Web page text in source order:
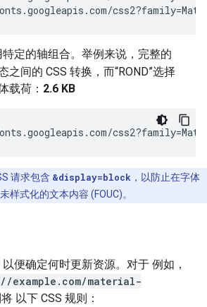
特定的轴组合。举例来说，完整的
之间的 CSS 转换，而“ROND”选择
载荷： 2.6 KB
请求包含 &display=block ，以防止在字体
样式化的文本内容 (FOUC)。
以便确定何时更新资源。对于 例如，
example.com/material-
将 以下 CSS 规则：